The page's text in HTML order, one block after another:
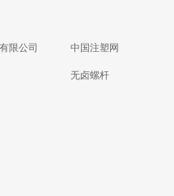
限公司 中国注塑网
无卤螺杆